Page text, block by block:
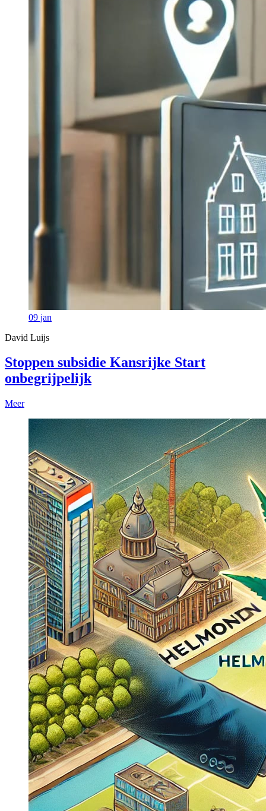
09 jan
David Luijs
Stoppen subsidie Kansrijke Start
onbegrijpelijk
Meer